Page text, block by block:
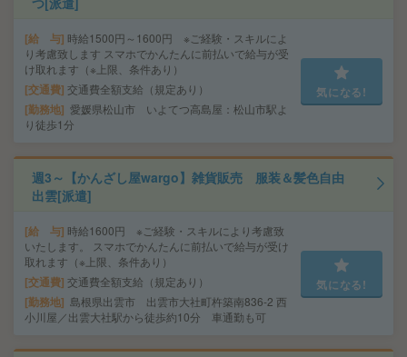
給 与 時給1500円～1600円 ※ご経験・スキルによ
り考慮致します スマホでかんたんに前払いで給与が受
け取れます（※上限、条件あり）
交通費 交通費全額支給（規定あり）
勤務地 愛媛県松山市 いよてつ高島屋：松山市駅よ
り徒歩1分
気になる!
週3～【かんざし屋wargo】雑貨販売 服装＆髪色自由
出雲[派遣]
給 与 時給1600円 ※ご経験・スキルにより考慮致
いたします。 スマホでかんたんに前払いで給与が受け
取れます（※上限、条件あり）
交通費 交通費全額支給（規定あり）
勤務地 島根県出雲市 出雲市大社町杵築南836-2 西
小川屋／出雲大社駅から徒歩約10分 車通勤も可
気になる!